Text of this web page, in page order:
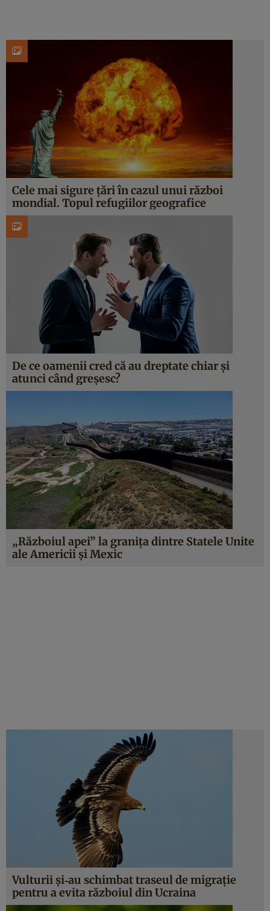
Cele mai sigure țări în cazul unui război
mondial. Topul refugiilor geografice
De ce oamenii cred că au dreptate chiar și
atunci când greșesc?
„Războiul apei” la granița dintre Statele Unite
ale Americii și Mexic
Vulturii și‐au schimbat traseul de migrație
pentru a evita războiul din Ucraina